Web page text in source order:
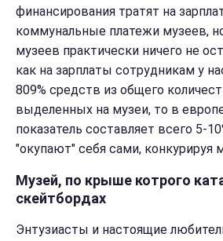
финансирования тратят на
коммунальные платежи музеев,
музеев практически ничего не
как на зарплаты сотрудникам у
809% средств из общего
выделенных на музеи, то в
показатель составляет всего 5-
"окупают" себя сами, конкурируя
Музей, по крыше котрого
скейтбордах
Энтузиасты и настоящие